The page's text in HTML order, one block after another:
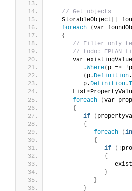
// Get objects
   StorableObject
foreach
(var
{
// Filter only
// todo: EPLAN
var
         .
Where( p =>
( p. Definition.
         p.
Definition.
      List
<
foreach
(var
{
if
(
{
foreach
(
{
if
(
{
}
}
}